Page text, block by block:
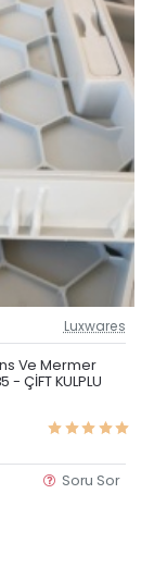
Güncel Fiyat
Yeni Ürün
Luxwares
Ve Mermer
ÇİFT KULPLU
Soru Sor